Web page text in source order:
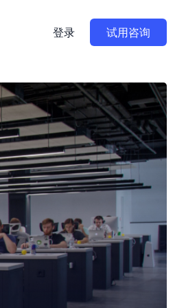
登录 试用咨询